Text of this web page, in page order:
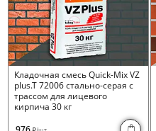
Кладочная смесь Quick-Mix VZ
plus.T 72006 стально-серая с
трассом для лицевого
кирпича 30 кг
i